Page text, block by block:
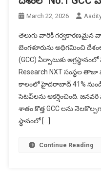
March 22, 2026
తెలుగు వారికి గర్వకారణమైన
బెంగళూరును అధిగమించి
(GCC) ఏర్పాటుకు
Research NXT సంస్థల
కాలంలో హైదరాబాద్ 41% నుండి
సెటప్‌లను ఆకర్షించింది.
శాతం కొత్త GCC లను
స్థానంలో […]
Continue Reading